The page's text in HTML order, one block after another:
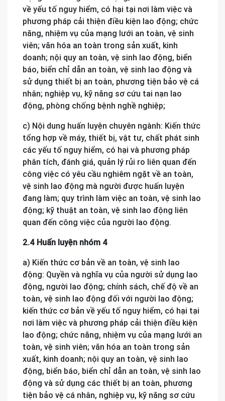
về yếu tố nguy hiểm, có hại tại nơi làm việc và
phương pháp cải thiện điều kiện lao động; chức
năng, nhiệm vụ của mạng lưới an toàn, vệ sinh
viên; văn hóa an toàn trong sản xuất, kinh
doanh; nội quy an toàn, vệ sinh lao động, biển
báo, biển chỉ dẫn an toàn, vệ sinh lao động và
sử dụng thiết bị an toàn, phương tiện bảo vệ cá
nhân; nghiệp vụ, kỹ năng sơ cứu tai nạn lao
động, phòng chống bệnh nghề nghiệp;
c) Nội dung huấn luyện chuyên ngành: Kiến thức
tổng hợp về máy, thiết bị, vật tư, chất phát sinh
các yếu tố nguy hiểm, có hại và phương pháp
phân tích, đánh giá, quản lý rủi ro liên quan đến
công việc có yêu cầu nghiêm ngặt về an toàn,
vệ sinh lao động mà người được huấn luyện
đang làm; quy trình làm việc an toàn, vệ sinh lao
động; kỹ thuật an toàn, vệ sinh lao động liên
quan đến công việc của người lao động.
2.4 Huấn luyện nhóm 4
a) Kiến thức cơ bản về an toàn, vệ sinh lao
động: Quyền và nghĩa vụ của người sử dụng lao
động, người lao động; chính sách, chế độ về an
toàn, vệ sinh lao động đối với người lao động;
kiến thức cơ bản về yếu tố nguy hiểm, có hại tại
nơi làm việc và phương pháp cải thiện điều kiện
lao động; chức năng, nhiệm vụ của mạng lưới an
toàn, vệ sinh viên; văn hóa an toàn trong sản
xuất, kinh doanh; nội quy an toàn, vệ sinh lao
động, biển báo, biển chỉ dẫn an toàn, vệ sinh lao
động và sử dụng các thiết bị an toàn, phương
tiện bảo vệ cá nhân, nghiệp vụ, kỹ năng sơ cứu